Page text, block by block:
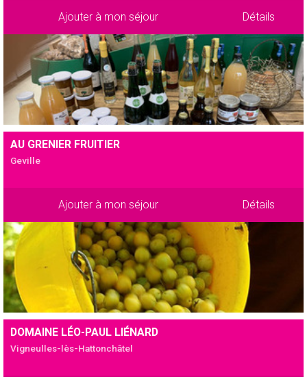
Ajouter à mon séjour Détails
AU GRENIER FRUITIER
Geville
Ajouter à mon séjour Détails
DOMAINE LÉO-PAUL LIÉNARD
Vigneulles-lès-Hattonchâtel